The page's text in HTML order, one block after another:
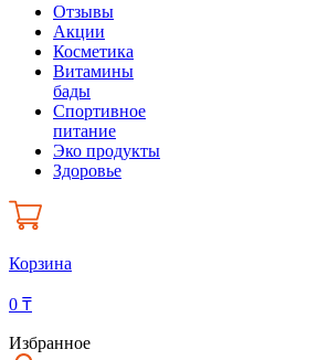
Отзывы
Акции
Косметика
Витамины
бады
Спортивное
питание
Эко продукты
Здоровье
Корзина
0 ₸
Избранное